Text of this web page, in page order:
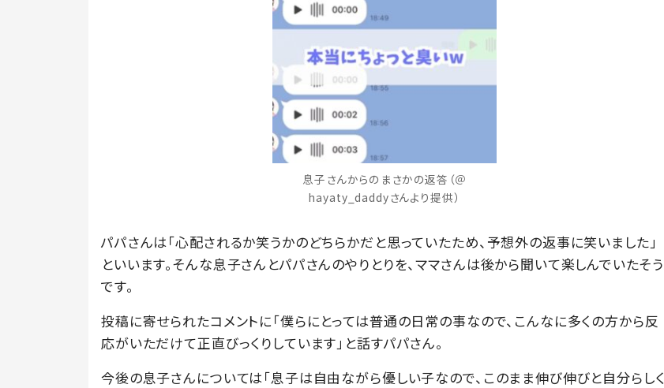
息子さんからのまさかの返答（＠
hayaty_daddyさんより提供）
パパさんは「心配されるか笑うかのどちらかだと思っていたため、予想外の返事に笑いました」
といいます。そんな息子さんとパパさんのやりとりを、ママさんは後から聞いて楽しんでいたそう
です。
投稿に寄せられたコメントに「僕らにとっては普通の日常の事なので、こんなに多くの方から反
応がいただけて正直びっくりしています」と話すパパさん。
今後の息子さんについては「息子は自由ながら優しい子なので、このまま伸び伸びと自分らしく